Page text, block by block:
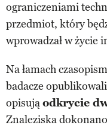
ograniczeniami
przedmiot, który
wprowadzał w życie
Na łamach
badacze
opisująodkrycie
Znaleziska